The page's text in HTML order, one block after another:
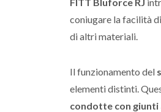
coniugare la facilità
di altri materiali.
Il funzionamento del
elementi distinti.
condotte con